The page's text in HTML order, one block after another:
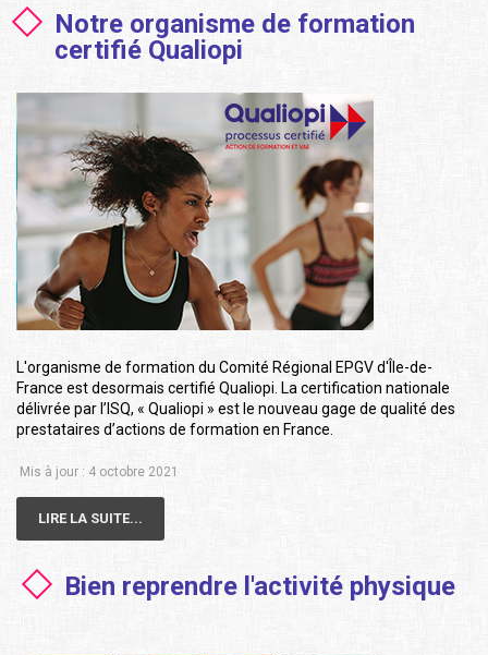
Notre organisme de formation
certifié Qualiopi
L'organisme de formation du Comité Régional EPGV d'Île-de-
France est desormais certifié Qualiopi. La certification nationale
délivrée par l’ISQ, « Qualiopi » est le nouveau gage de qualité des
prestataires d’actions de formation en France.
Mis à jour : 4 octobre 2021
LIRE LA SUITE...
Bien reprendre l'activité physique